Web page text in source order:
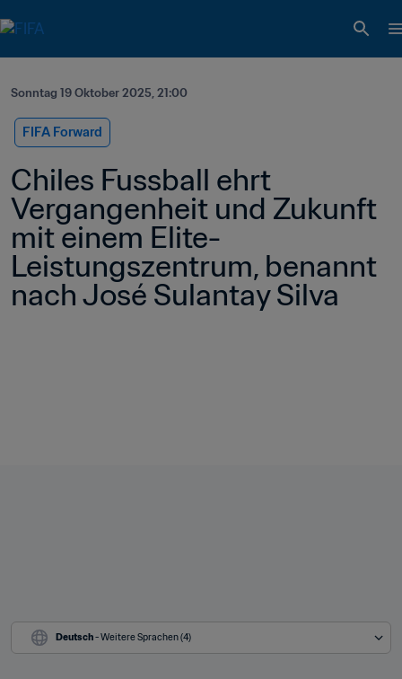
Sonntag 19 Oktober 2025, 21:00
FIFA Forward
Chiles Fussball ehrt
Vergangenheit und Zukunft
mit einem Elite-
Leistungszentrum, benannt
nach José Sulantay Silva
Deutsch - Weitere Sprachen (4)